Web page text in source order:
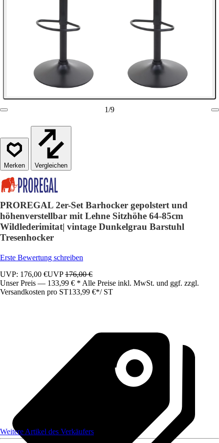
1/9
Vergleichen
PROREGAL 2er-Set Barhocker gepolstert und
höhenverstellbar mit Lehne Sitzhöhe 64-85cm
Wildlederimitat| vintage Dunkelgrau Barstuhl
Tresenhocker
Erste Bewertung schreiben
UVP: 176,00 €UVP176,00 €
Unser Preis — 133,99 € * Alle Preise inkl. MwSt. und ggf. zzgl.
Versandkosten pro ST133,99 €*/ ST
Weitere Artikel des Verkäufers